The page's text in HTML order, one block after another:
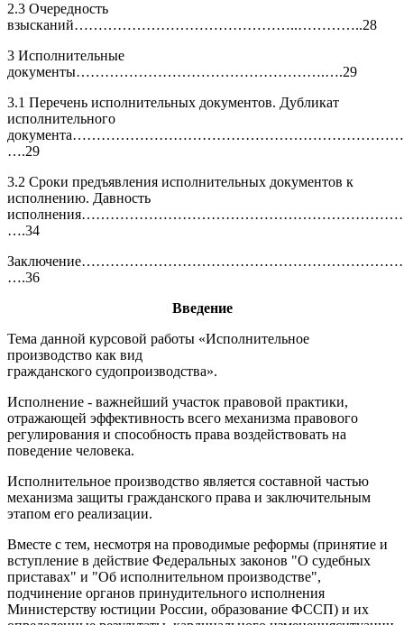
2.3 Очередность
взысканий………………………………………..…………..28
3 Исполнительные
документы…………………………………………….….29
3.1 Перечень исполнительных документов. Дубликат
исполнительного
….29
3.2 Сроки предъявления исполнительных документов к
исполнению. Давность
….34
….36
Введение
Тема данной курсовой работы «Исполнительное
производство как вид
гражданского судопроизводства».
Исполнение - важнейший участок правовой практики,
отражающей эффективность всего механизма правового
регулирования и способность права воздействовать на
поведение человека.
Исполнительное производство является составной частью
механизма защиты гражданского права и заключительным
этапом его реализации.
Вместе с тем, несмотря на проводимые реформы (принятие и
вступление в действие Федеральных законов "О судебных
приставах" и "Об исполнительном производстве",
подчинение органов принудительного исполнения
Министерству юстиции России, образование ФССП) и их